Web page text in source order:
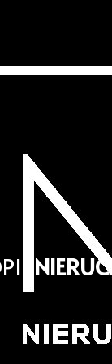
budowlana
do drogi ,